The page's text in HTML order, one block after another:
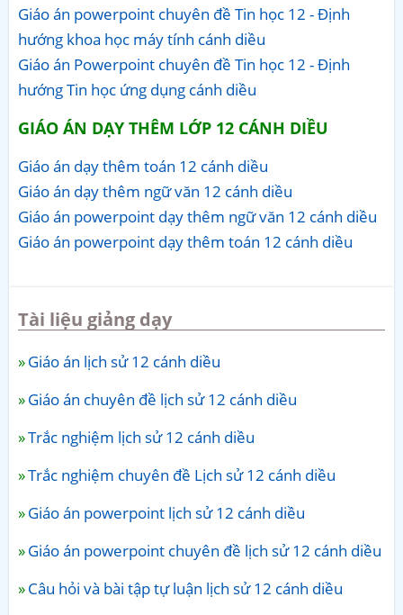
Giáo án powerpoint chuyên đề Tin học 12 - Định
hướng khoa học máy tính cánh diều
Giáo án Powerpoint chuyên đề Tin học 12 - Định
hướng Tin học ứng dụng cánh diều
GIÁO ÁN DẠY THÊM LỚP 12 CÁNH DIỀU
Giáo án dạy thêm toán 12 cánh diều
Giáo án dạy thêm ngữ văn 12 cánh diều
Giáo án powerpoint dạy thêm ngữ văn 12 cánh diều
Giáo án powerpoint dạy thêm toán 12 cánh diều
Tài liệu giảng dạy
Giáo án lịch sử 12 cánh diều
Giáo án chuyên đề lịch sử 12 cánh diều
Trắc nghiệm lịch sử 12 cánh diều
Trắc nghiệm chuyên đề Lịch sử 12 cánh diều
Giáo án powerpoint lịch sử 12 cánh diều
Giáo án powerpoint chuyên đề lịch sử 12 cánh diều
Câu hỏi và bài tập tự luận lịch sử 12 cánh diều